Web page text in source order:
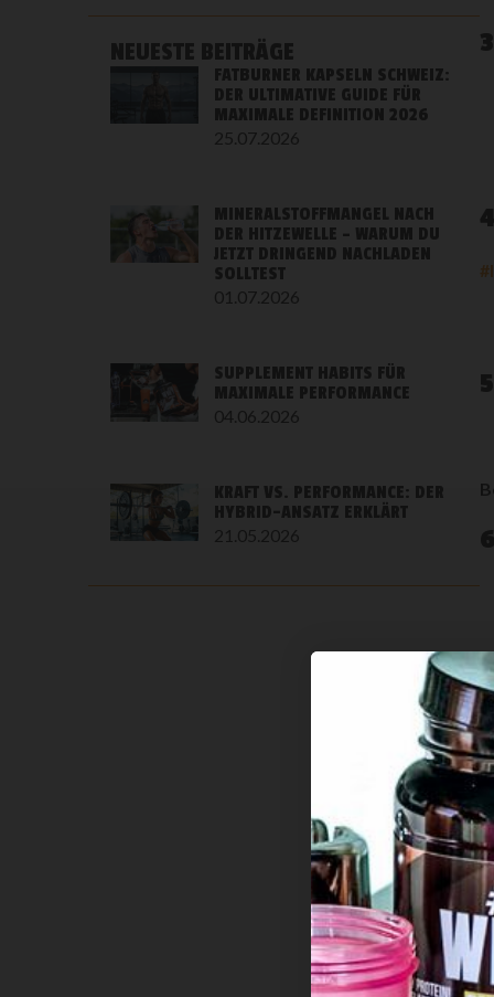
NEUESTE BEITRÄGE
FATBURNER KAPSELN SCHWEIZ:
DER ULTIMATIVE GUIDE FÜR
MAXIMALE DEFINITION 2026
25.07.2026
MINERALSTOFFMANGEL NACH
DER HITZEWELLE – WARUM DU
JETZT DRINGEND NACHLADEN
SOLLTEST
01.07.2026
SUPPLEMENT HABITS FÜR
MAXIMALE PERFORMANCE
04.06.2026
KRAFT VS. PERFORMANCE: DER
HYBRID-ANSATZ ERKLÄRT
21.05.2026